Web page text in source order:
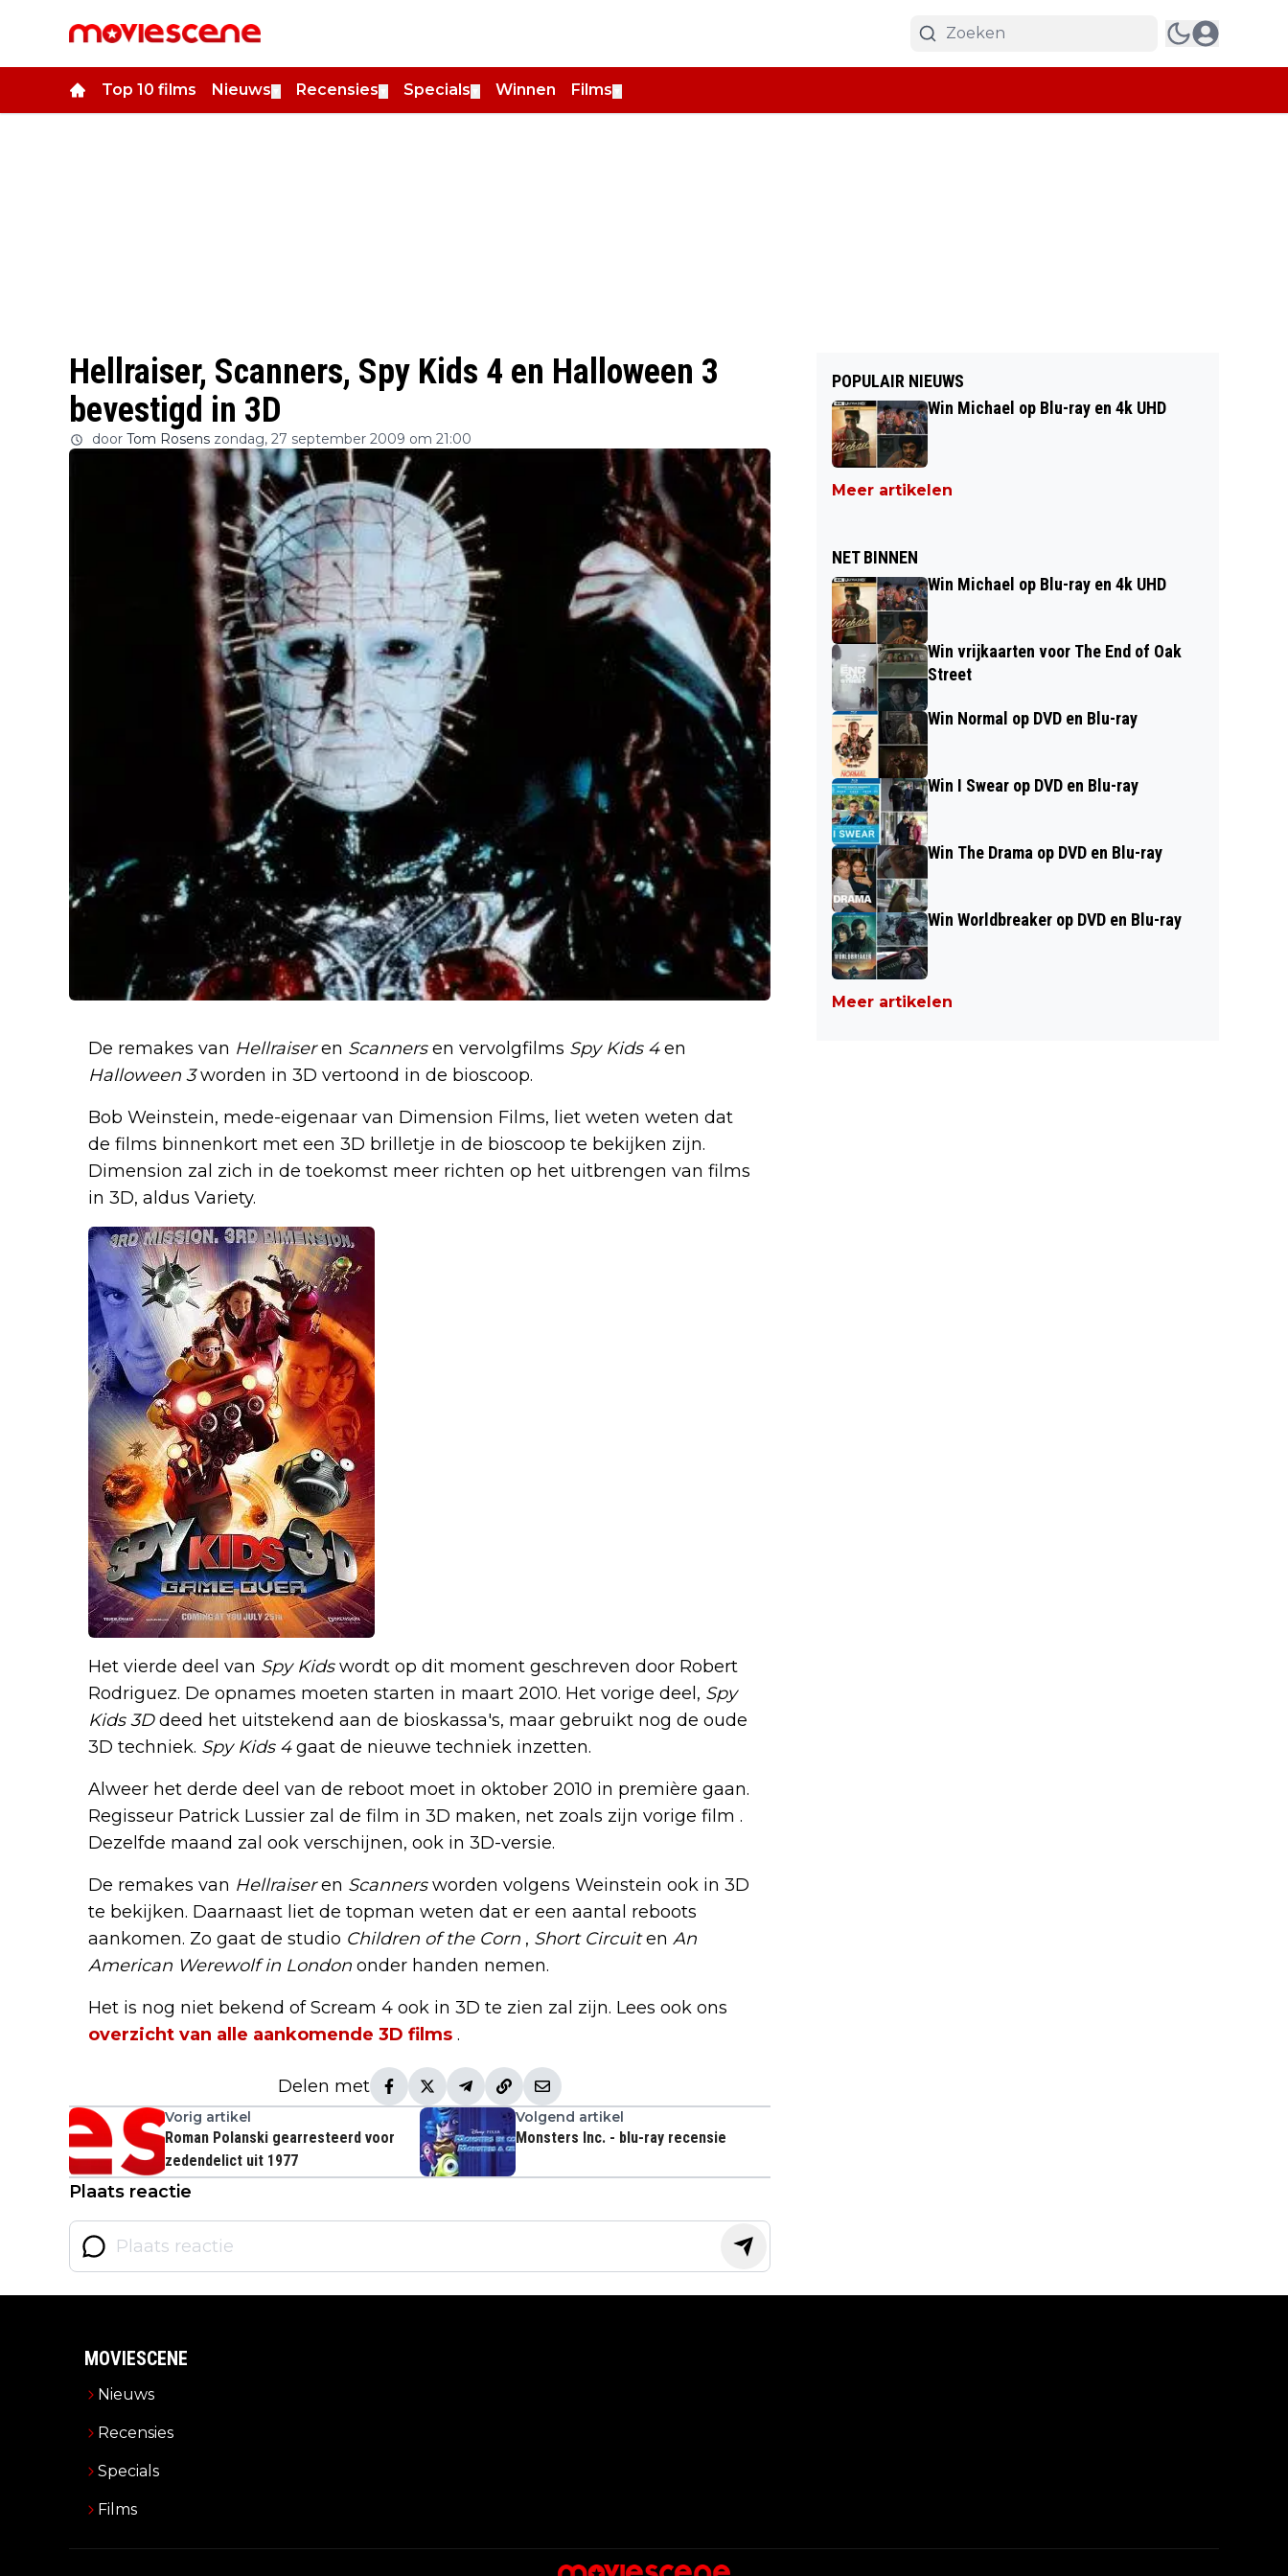
Top 10 films Nieuws Recensies Specials Winnen Films
Hellraiser, Scanners, Spy Kids 4 en Halloween 3
bevestigd in 3D
door Tom Rosens zondag, 27 september 2009 om 21:00
De remakes van Hellraiseren Scannersen vervolgfilms Spy Kids 4en
Halloween 3worden in 3D vertoond in de bioscoop.
Bob Weinstein, mede-eigenaar van Dimension Films, liet weten weten dat
de films binnenkort met een 3D brilletje in de bioscoop te bekijken zijn.
Dimension zal zich in de toekomst meer richten op het uitbrengen van films
in 3D, aldus Variety.
Het vierde deel van Spy Kidswordt op dit moment geschreven door Robert
Rodriguez. De opnames moeten starten in maart 2010. Het vorige deel, Spy
Kids 3Ddeed het uitstekend aan de bioskassa's, maar gebruikt nog de oude
3D techniek. Spy Kids 4gaat de nieuwe techniek inzetten.
Alweer het derde deel van de reboot moet in oktober 2010 in première gaan.
Regisseur Patrick Lussier zal de film in 3D maken, net zoals zijn vorige film .
Dezelfde maand zal ook verschijnen, ook in 3D-versie.
De remakes van Hellraiseren Scannersworden volgens Weinstein ook in 3D
te bekijken. Daarnaast liet de topman weten dat er een aantal reboots
aankomen. Zo gaat de studio Children of the Corn , Short Circuiten An
American Werewolf in London onder handen nemen.
Het is nog niet bekend of Scream 4 ook in 3D te zien zal zijn. Lees ook ons
overzicht van alle aankomende 3D films .
Delen met
Vorig artikel
Roman Polanski gearresteerd voor
zedendelict uit 1977
Volgend artikel
Monsters Inc. - blu-ray recensie
Plaats reactie
POPULAIR NIEUWS
Win Michael op Blu-ray en 4k UHD
Meer artikelen
NET BINNEN
Win Michael op Blu-ray en 4k UHD
Win vrijkaarten voor The End of Oak
Street
Win Normal op DVD en Blu-ray
Win I Swear op DVD en Blu-ray
Win The Drama op DVD en Blu-ray
Win Worldbreaker op DVD en Blu-ray
Meer artikelen
MOVIESCENE
Nieuws
Recensies
Specials
Films